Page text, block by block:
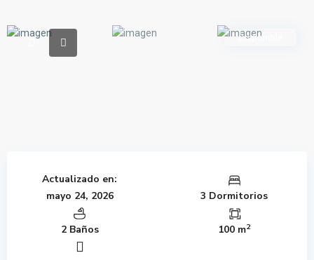
Disponible
Actualizado en:
mayo 24, 2026
3 Dormitorios
2 Baños 100 m2